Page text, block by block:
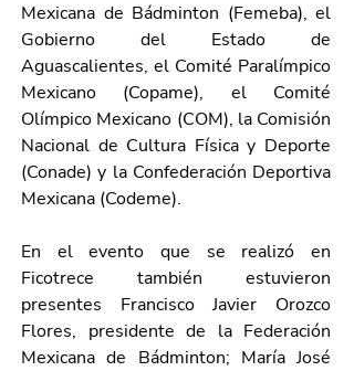
Mexicana de Bádminton (Femeba), el
Gobierno del Estado de
Aguascalientes, el Comité Paralímpico
Mexicano (Copame), el Comité
Olímpico Mexicano (COM), la Comisión
Nacional de Cultura Física y Deporte
(Conade) y la Confederación Deportiva
Mexicana (Codeme).
En el evento que se realizó en
Ficotrece también estuvieron
presentes Francisco Javier Orozco
Flores, presidente de la Federación
Mexicana de Bádminton; María José